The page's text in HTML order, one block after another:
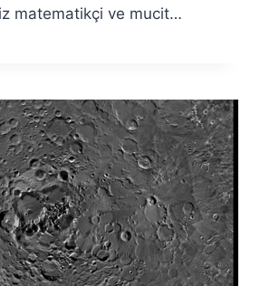
matematikçi ve mucit…